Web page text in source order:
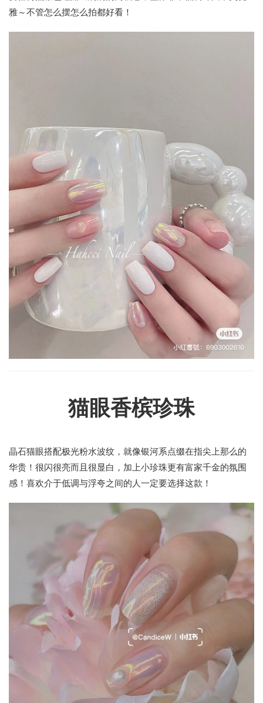
雅～不管怎么摆怎么拍都好看！
猫眼香槟珍珠
晶石猫眼搭配极光粉水波纹，就像银河系点缀在指尖上那么的
华贵！很闪很亮而且很显白，加上小珍珠更有富家千金的氛围
感！喜欢介于低调与浮夸之间的人一定要选择这款！